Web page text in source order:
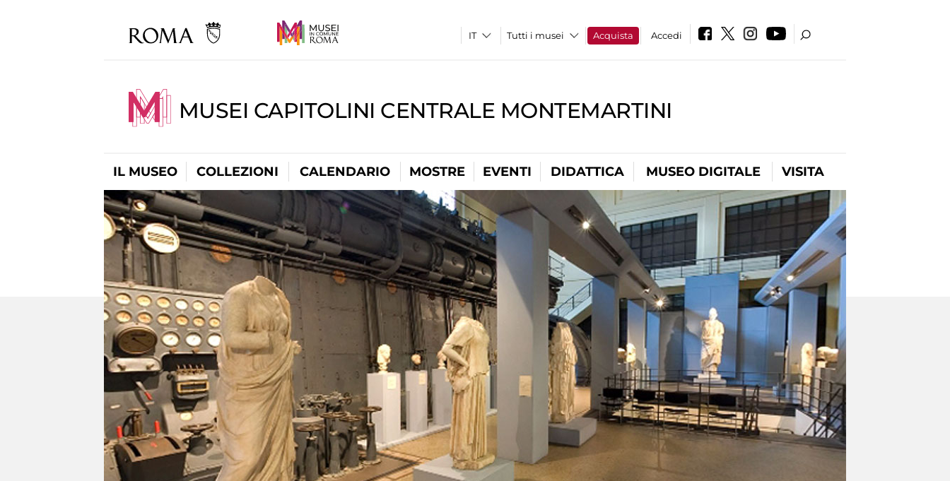
Tutti i musei Acquista Accedi
MUSEI CAPITOLINI CENTRALE MONTEMARTINI
IL MUSEO COLLEZIONI CALENDARIO MOSTRE EVENTI DIDATTICA MUSEO DIGITALE VISITA